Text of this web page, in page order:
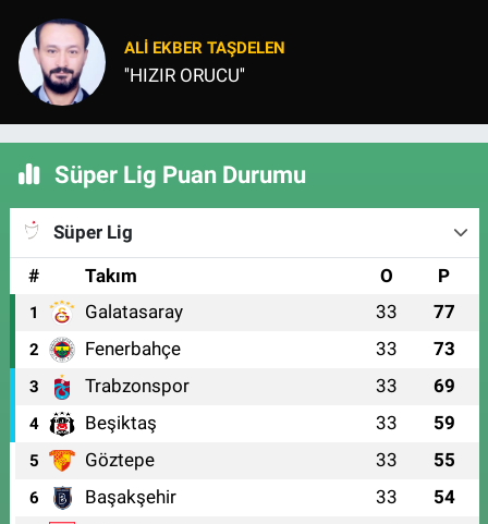
ALI EKBER TAŞDELEN
''HIZIR ORUCU''
Süper Lig Puan Durumu
Süper Lig
#
Takım O P
1 Galatasaray 33 77
2 Fenerbahçe 33 73
3 Trabzonspor 33 69
4 Beşiktaş 33 59
5 Göztepe 33 55
6 Başakşehir 33 54